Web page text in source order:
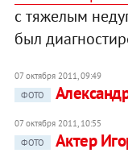
с тяжелым
был
07 октября 2011, 09:49
ФОТО
07 октября 2011, 10:55
ФОТО
Актер